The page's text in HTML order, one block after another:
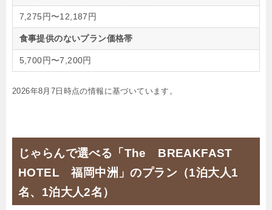
7,275円〜12,187円
食事提供のないプラン価格帯
5,700円〜7,200円
2026年8月7日時点の情報に基づいています。
じゃらんで選べる「The BREAKFAST
HOTEL 福岡中洲」のプラン（1泊大人1
名、1泊大人2名）